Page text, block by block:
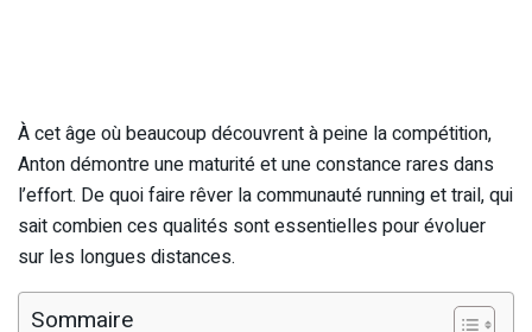
À cet âge où beaucoup découvrent à peine la compétition,
Anton démontre une maturité et une constance rares dans
l’effort. De quoi faire rêver la communauté running et trail, qui
sait combien ces qualités sont essentielles pour évoluer
sur les longues distances.
Sommaire